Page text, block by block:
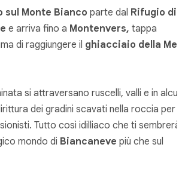
sul Monte Bianco parte dal Rifugio di
e arriva fino a Montenvers, tappa
di raggiungere il ghiacciaio della Mer
si attraversano ruscelli, valli e in
dei gradini scavati nella roccia per
Tutto così idilliaco che ti sembrerà
mondo di Biancaneve più che sul